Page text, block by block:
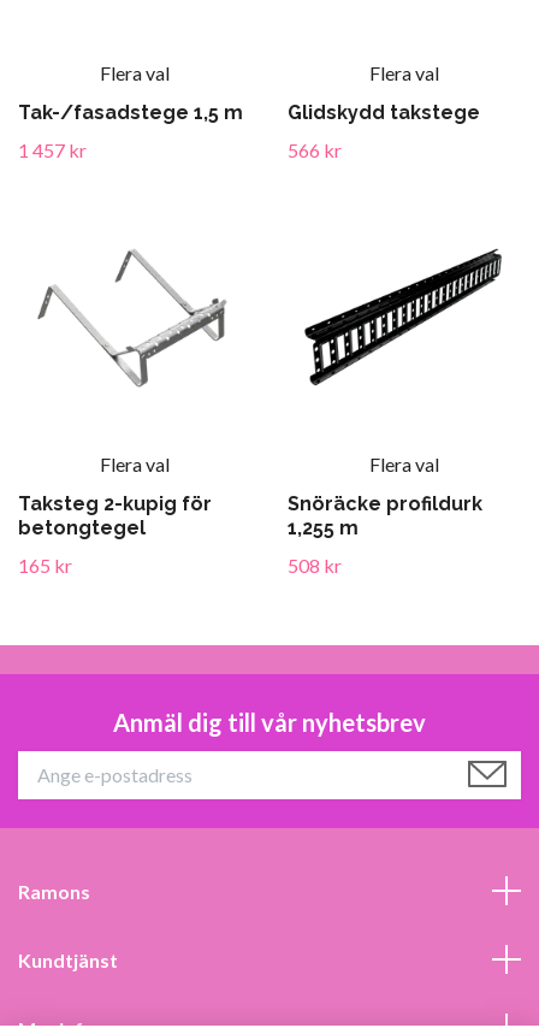
Flera val
Tak-/fasadstege 1,5 m
1 457 kr
Flera val
Glidskydd takstege
566 kr
Flera val
Taksteg 2-kupig för
betongtegel
165 kr
Flera val
Snöräcke profildurk
1,255 m
508 kr
Anmäl dig till vår nyhetsbrev
Ramons
Kundtjänst